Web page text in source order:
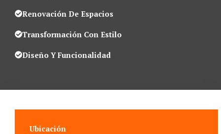
Renovación De Espacios
Transformación Con Estilo
Diseño Y Funcionalidad
Ubicación